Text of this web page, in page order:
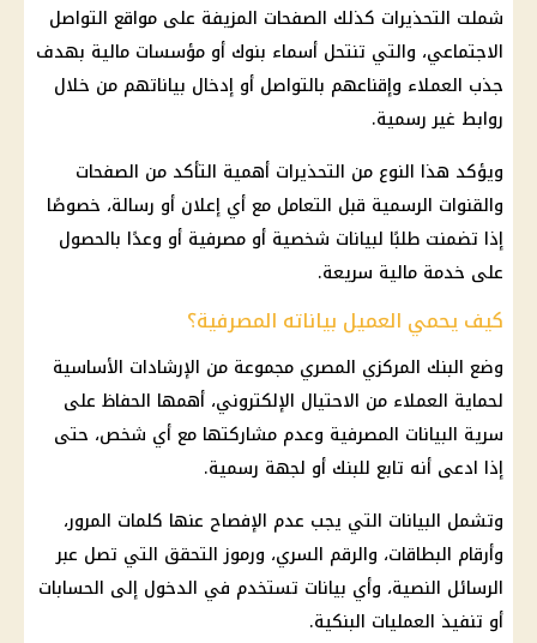
شملت التحذيرات كذلك الصفحات المزيفة على مواقع التواصل
الاجتماعي، والتي تنتحل أسماء بنوك أو مؤسسات مالية بهدف
جذب العملاء وإقناعهم بالتواصل أو إدخال بياناتهم من خلال
روابط غير رسمية.
ويؤكد هذا النوع من التحذيرات أهمية التأكد من الصفحات
والقنوات الرسمية قبل التعامل مع أي إعلان أو رسالة، خصوصًا
إذا تضمنت طلبًا لبيانات شخصية أو مصرفية أو وعدًا بالحصول
على خدمة مالية سريعة.
كيف يحمي العميل بياناته المصرفية؟
وضع البنك المركزي المصري مجموعة من الإرشادات الأساسية
لحماية العملاء من الاحتيال الإلكتروني، أهمها الحفاظ على
سرية البيانات المصرفية وعدم مشاركتها مع أي شخص، حتى
إذا ادعى أنه تابع للبنك أو لجهة رسمية.
وتشمل البيانات التي يجب عدم الإفصاح عنها كلمات المرور،
وأرقام البطاقات، والرقم السري، ورموز التحقق التي تصل عبر
الرسائل النصية، وأي بيانات تستخدم في الدخول إلى الحسابات
أو تنفيذ العمليات البنكية.